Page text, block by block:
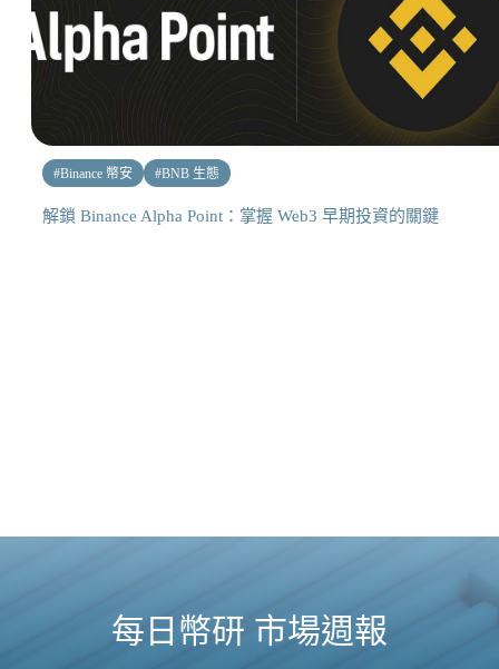
#Binance 幣安 #BNB 生態
解鎖 Binance Alpha Point：掌握 Web3 早期投資的關鍵
每日幣研 市場週報